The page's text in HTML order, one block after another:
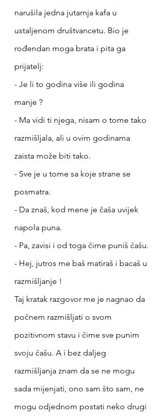
narušila jedna jutarnja kafa u
ustaljenom društvancetu. Bio je
rođendan moga brata i pita ga
prijatelj:
- Je li to godina više ili godina
manje ?
- Ma vidi ti njega, nisam o tome tako
razmišljala, ali u ovim godinama
zaista može biti tako.
- Sve je u tome sa koje strane se
posmatra.
- Da znaš, kod mene je čaša uvijek
napola puna.
- Pa, zavisi i od toga čime puniš čašu.
- Hej, jutros me baš matiraš i bacaš u
razmišljanje !
Taj kratak razgovor me je nagnao da
počnem razmišljati o svom
pozitivnom stavu i čime sve punim
svoju čašu. A i bez daljeg
razmišljanja znam da se ne mogu
sada mijenjati, ono sam što sam, ne
mogu odjednom postati neko drugi